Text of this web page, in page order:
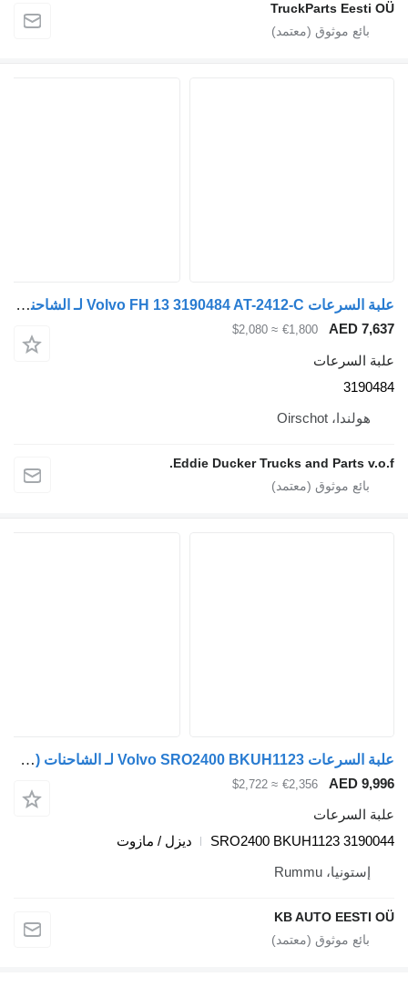
TruckParts
علبة السرعات Volvo FH 13 3190484 AT-2412-C لـ الشاحنات
AED
€1,800
≈ $2,080
السرعات
هولندا، Oirschot
Eddie Ducker Trucks and Parts
علبة السرعات Volvo SRO2400 BKUH1123 لـ الشاحنات Volvo FH12, FH16, NH12, FH, VNL780 (1993-2014)
AED
€2,356
≈ $2,722
السرعات
SRO2400 BKUH1123
ديزل / مازوت
إستونيا، Rummu
KB AUTO